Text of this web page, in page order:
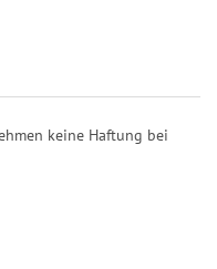
keine Haftung bei